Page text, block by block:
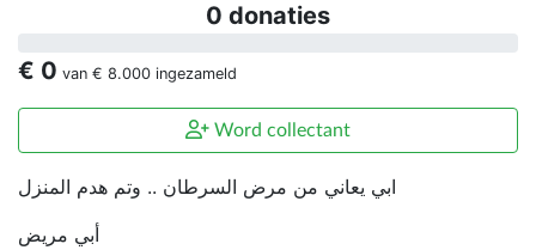
0 donaties
€ 0 van € 8.000 ingezameld
Word collectant